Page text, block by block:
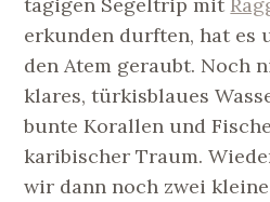
erkunden durften, hat es
den Atem geraubt. Noch
klares, türkisblaues
bunte Korallen und
karibischer Traum.
wir dann noch zwei